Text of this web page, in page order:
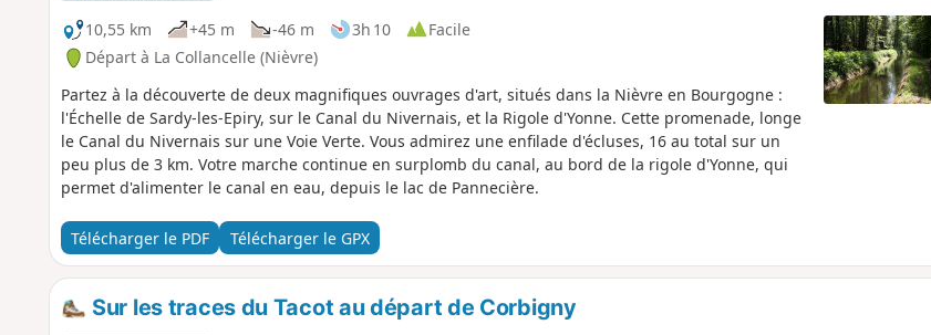
10,55 km
+45 m -46 m 3h 10
Facile
Départ à La Collancelle (Nièvre)
Partez à la découverte de deux magnifiques ouvrages d'art, situés dans la Nièvre en Bourgogne :
l'Échelle de Sardy-les-Epiry, sur le Canal du Nivernais, et la Rigole d'Yonne. Cette promenade, longe
le Canal du Nivernais sur une Voie Verte. Vous admirez une enfilade d'écluses, 16 au total sur un
peu plus de 3 km. Votre marche continue en surplomb du canal, au bord de la rigole d'Yonne, qui
permet d'alimenter le canal en eau, depuis le lac de Pannecière.
Télécharger le PDF Télécharger le GPX
Sur les traces du Tacot au départ de Corbigny